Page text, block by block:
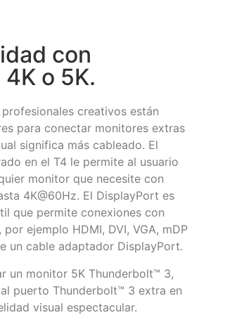
con
o 5K.
creativos están
para conectar monitores extras
significa más cableado. El
en el T4 le permite al usuario
monitor que necesite con
4K@60Hz. El DisplayPort es
que permite conexiones con
ejemplo HDMI, DVI, VGA, mDP
un cable adaptador DisplayPort.
un monitor 5K Thunderbolt™ 3,
puerto Thunderbolt™ 3 extra en
visual espectacular.